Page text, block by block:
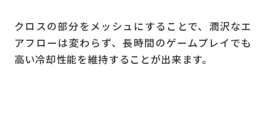
クロスの部分をメッシュにすることで、潤沢なエ
アフローは変わらず、長時間のゲームプレイでも
高い冷却性能を維持することが出来ます。